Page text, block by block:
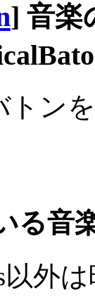
] 音楽
トン
る音
以外